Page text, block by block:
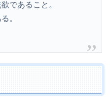
であること。
。